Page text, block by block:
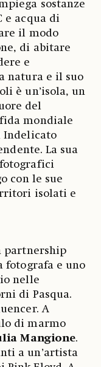
sostanze
e acqua di
il modo
di abitare
e
natura e il suo
è un’isola, un
del
mondiale
Indelicato
La sua
con le sue
isolati e
partnership
fotografa e uno
nelle
di Pasqua.
A
di marmo
Mangione.
a un’artista